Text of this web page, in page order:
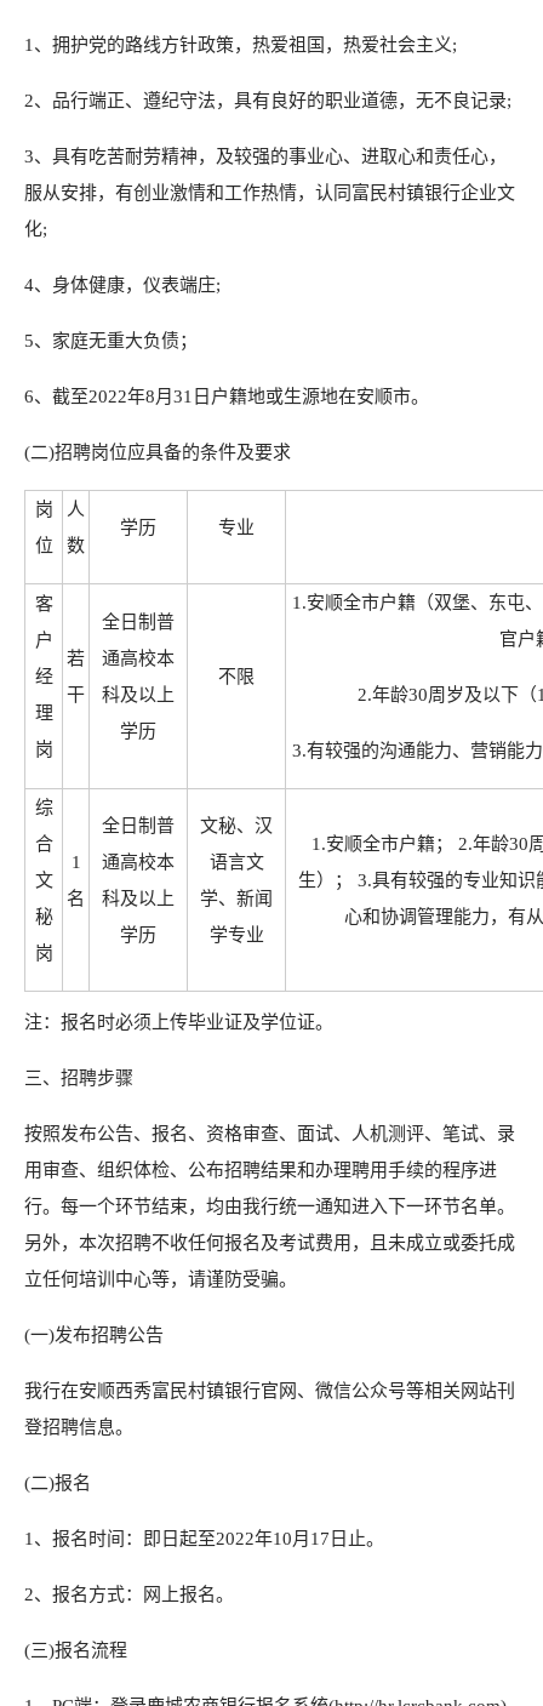
1、拥护党的路线方针政策，热爱祖国，热爱社会主义;
2、品行端正、遵纪守法，具有良好的职业道德，无不良记录;
3、具有吃苦耐劳精神，及较强的事业心、进取心和责任心，
服从安排，有创业激情和工作热情，认同富民村镇银行企业文
化;
4、身体健康，仪表端庄;
5、家庭无重大负债；
6、截至2022年8月31日户籍地或生源地在安顺市。
(二)招聘岗位应具备的条件及要求
岗
位
人
数
学历 专业
客
户
经
理
岗
若
干
全日制普
通高校本
科及以上
学历
不限
1.安顺全市户籍（双堡、东屯
官户
2.年龄30周岁及以下
3.有较强的沟通能力、营销能
综
合
文
秘
岗
1
名
全日制普
通高校本
科及以上
学历
文秘、汉
语言文
学、新闻
学专业
1.安顺全市户籍； 2.年龄30
生）； 3.具有较强的专业知
心和协调管理能力，有
注：报名时必须上传毕业证及学位证。
三、招聘步骤
按照发布公告、报名、资格审查、面试、人机测评、笔试、录
用审查、组织体检、公布招聘结果和办理聘用手续的程序进
行。每一个环节结束，均由我行统一通知进入下一环节名单。
另外，本次招聘不收任何报名及考试费用，且未成立或委托成
立任何培训中心等，请谨防受骗。
(一)发布招聘公告
我行在安顺西秀富民村镇银行官网、微信公众号等相关网站刊
登招聘信息。
(二)报名
1、报名时间：即日起至2022年10月17日止。
2、报名方式：网上报名。
(三)报名流程